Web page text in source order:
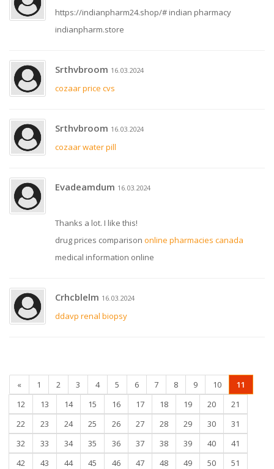
https://indianpharm24.shop/# indian pharmacy
indianpharm.store
Srthvbroom 16.03.2024
cozaar price cvs
Srthvbroom 16.03.2024
cozaar water pill
Evadeamdum 16.03.2024
Thanks a lot. I like this!
drug prices comparison online pharmacies canada
medical information online
Crhcblelm 16.03.2024
ddavp renal biopsy
« 1 2 3 4 5 6 7 8 9 10
11
12
13 14 15 16 17 18 19 20
21
22
23 24 25 26 27 28 29 30
31
32
33 34 35 36 37 38 39 40
41
42
43 44 45 46 47 48 49 50
51